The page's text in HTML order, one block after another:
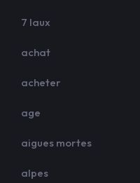
7 laux
achat
acheter
age
aigues mortes
alpes